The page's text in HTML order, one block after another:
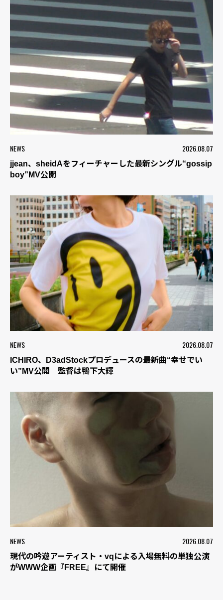
NEWS 2026.08.07
jjean、sheidAをフィーチャーした最新シングル“gossip
boy”MV公開
NEWS 2026.08.07
ICHIRO、D3adStockプロデュースの最新曲“幸せでい
い”MV公開 監督は鴨下大輝
NEWS 2026.08.07
現代の吟遊アーティスト・vqによる入場無料の単独公演
がWWW企画『FREE』にて開催